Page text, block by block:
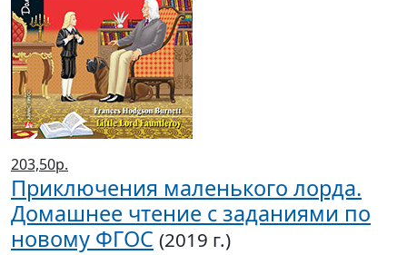
203,50р.
Приключения маленького лорда.
Домашнее чтение с заданиями по
новому ФГОС (2019 г.)